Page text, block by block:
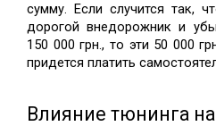
сумму. Если случится так,
дорогой внедорожник и
150 000 грн., то эти 50 000
придется платить
Влияние тюнинга